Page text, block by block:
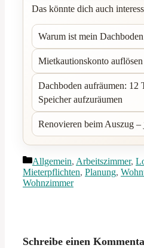
Das könnte dich auch
Warum ist mein
Mietkautionskonto
Dachboden aufräumen: 12
Speicher aufzuräumen
Renovieren beim Auszug –
Kategorien
Allgemein, Arbeitszimmer,
Mieterpflichten, Planung,
Wohnzimmer
Schreibe einen